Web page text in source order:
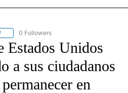
FOLLOW "CNN - SPANISH" TO RECEIVE
0 Followers
Estados Unidos
a sus ciudadanos
en